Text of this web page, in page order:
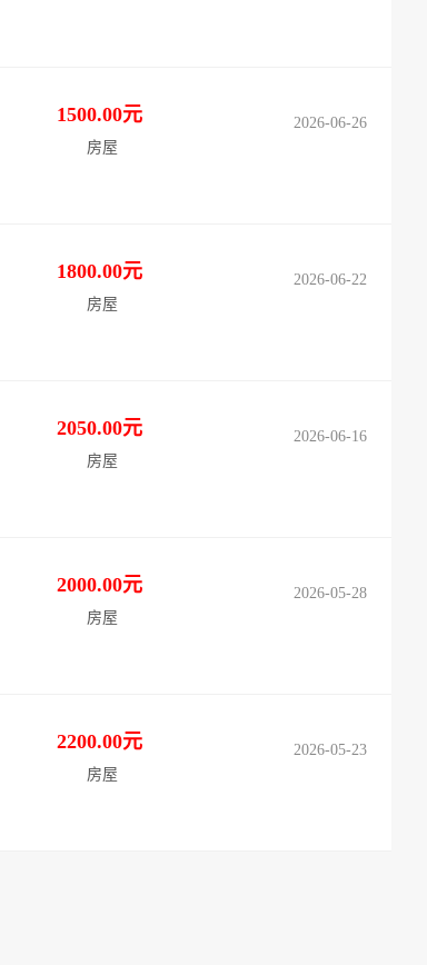
2026-06-26
1500.00元
房屋
2026-06-22
1800.00元
房屋
2026-06-16
2050.00元
房屋
2026-05-28
2000.00元
房屋
2026-05-23
2200.00元
房屋